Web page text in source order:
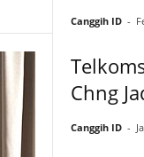
Canggih ID -
Chng
Canggih ID -